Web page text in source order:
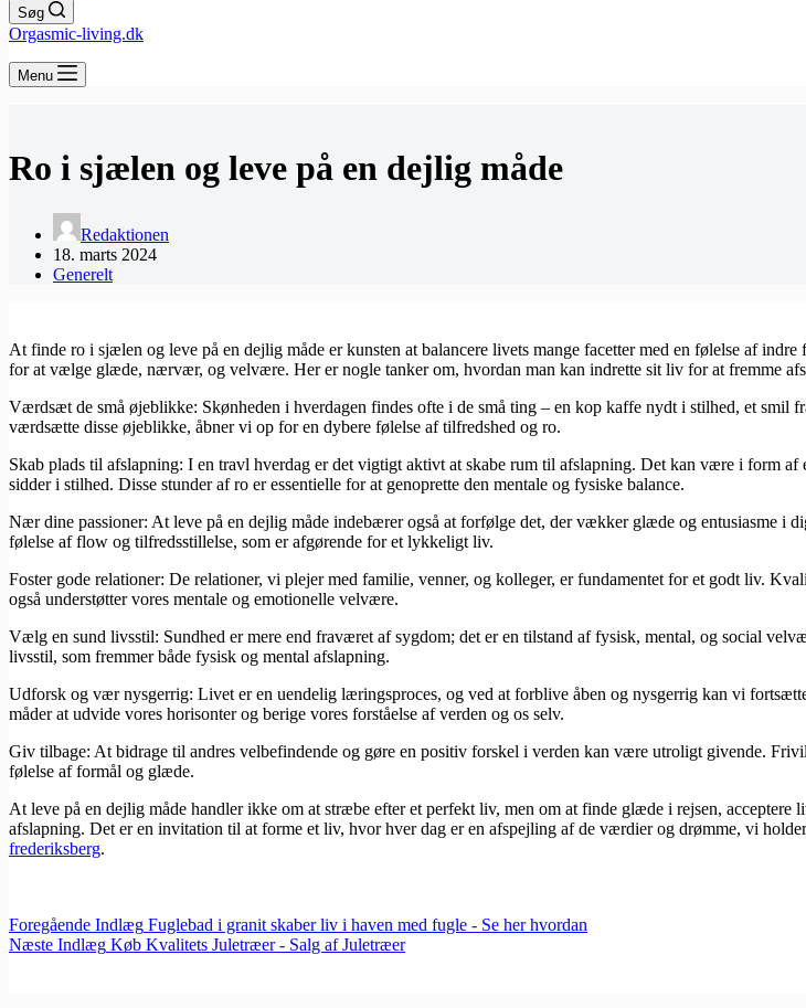
Søg
Orgasmic-living.dk
Menu
Ro i sjælen og leve på en dejlig måde
Redaktionen
18. marts 2024
Generelt
At finde ro i sjælen og leve på en dejlig måde er kunsten at balancere livets mange facetter med en følelse af
for at vælge glæde, nærvær, og velvære. Her er nogle tanker om, hvordan man kan indrette sit liv for at fremme
Værdsæt de små øjeblikke: Skønheden i hverdagen findes ofte i de små ting – en kop kaffe nydt i stilhed, et smil
værdsætte disse øjeblikke, åbner vi op for en dybere følelse af tilfredshed og ro.
Skab plads til afslapning: I en travl hverdag er det vigtigt aktivt at skabe rum til afslapning. Det kan være i form
sidder i stilhed. Disse stunder af ro er essentielle for at genoprette den mentale og fysiske balance.
Nær dine passioner: At leve på en dejlig måde indebærer også at forfølge det, der vækker glæde og entusiasme i
følelse af flow og tilfredsstillelse, som er afgørende for et lykkeligt liv.
Foster gode relationer: De relationer, vi plejer med familie, venner, og kolleger, er fundamentet for et godt liv.
også understøtter vores mentale og emotionelle velvære.
Vælg en sund livsstil: Sundhed er mere end fraværet af sygdom; det er en tilstand af fysisk, mental, og social
livsstil, som fremmer både fysisk og mental afslapning.
Udforsk og vær nysgerrig: Livet er en uendelig læringsproces, og ved at forblive åben og nysgerrig kan vi
måder at udvide vores horisonter og berige vores forståelse af verden og os selv.
Giv tilbage: At bidrage til andres velbefindende og gøre en positiv forskel i verden kan være utroligt givende.
følelse af formål og glæde.
At leve på en dejlig måde handler ikke om at stræbe efter et perfekt liv, men om at finde glæde i rejsen,
afslapning. Det er en invitation til at forme et liv, hvor hver dag er en afspejling af de værdier og drømme, vi
frederiksberg.
Foregående Indlæg Fuglebad i granit skaber liv i haven med fugle - Se her hvordan
Næste Indlæg Køb Kvalitets Juletræer - Salg af Juletræer